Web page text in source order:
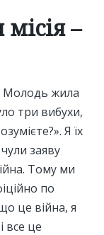
–
Молодь жила
три вибухи,
Я їх
заяву
Тому ми
по
це війна, я
все це